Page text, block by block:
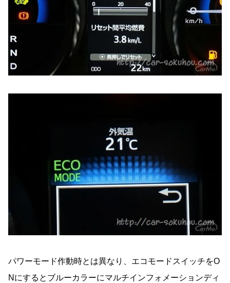
パワーモード作動時とは異なり、エコモードスイッチをO
Nにするとブルーカラーにマルチインフォメーションディ